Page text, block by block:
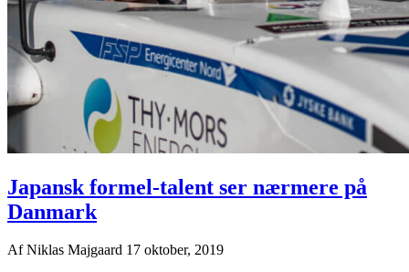
Japansk formel-talent ser nærmere på
Danmark
AfNiklas Majgaard 17 oktober, 2019